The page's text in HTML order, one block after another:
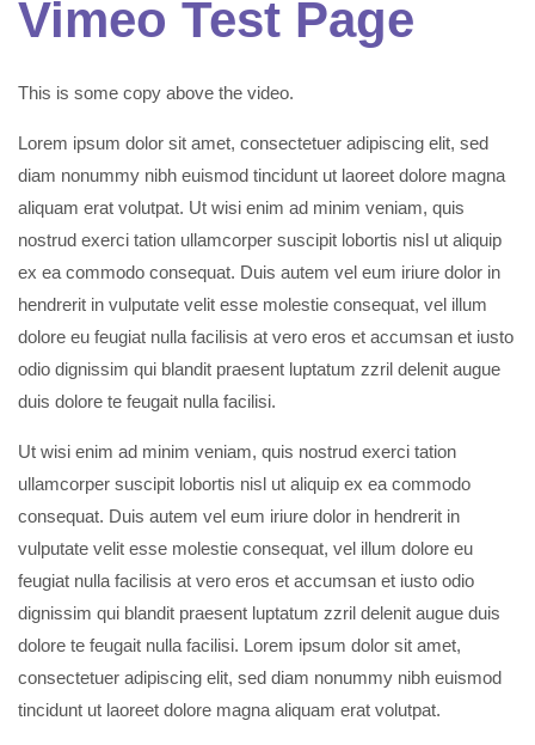
Vimeo Test Page
This is some copy above the video.
Lorem ipsum dolor sit amet, consectetuer adipiscing elit, sed
diam nonummy nibh euismod tincidunt ut laoreet dolore magna
aliquam erat volutpat. Ut wisi enim ad minim veniam, quis
nostrud exerci tation ullamcorper suscipit lobortis nisl ut aliquip
ex ea commodo consequat. Duis autem vel eum iriure dolor in
hendrerit in vulputate velit esse molestie consequat, vel illum
dolore eu feugiat nulla facilisis at vero eros et accumsan et iusto
odio dignissim qui blandit praesent luptatum zzril delenit augue
duis dolore te feugait nulla facilisi.
Ut wisi enim ad minim veniam, quis nostrud exerci tation
ullamcorper suscipit lobortis nisl ut aliquip ex ea commodo
consequat. Duis autem vel eum iriure dolor in hendrerit in
vulputate velit esse molestie consequat, vel illum dolore eu
feugiat nulla facilisis at vero eros et accumsan et iusto odio
dignissim qui blandit praesent luptatum zzril delenit augue duis
dolore te feugait nulla facilisi. Lorem ipsum dolor sit amet,
consectetuer adipiscing elit, sed diam nonummy nibh euismod
tincidunt ut laoreet dolore magna aliquam erat volutpat.